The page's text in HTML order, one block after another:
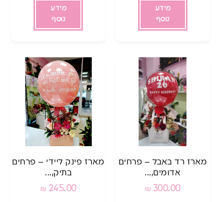
מידע
נוסף
מידע
נוסף
מארז רד באבל – פרחים
אדומים,...
300.00
₪
מארז פינק ליידי – פרחים
בתיק,...
245.00
₪